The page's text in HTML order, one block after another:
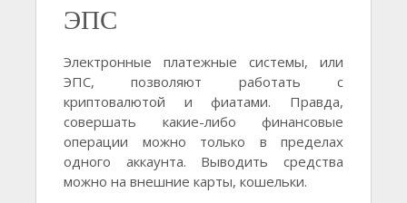
ЭПС
Электронные платежные системы, или
ЭПС, позволяют работать с
криптовалютой и фиатами. Правда,
совершать какие-либо финансовые
операции можно только в пределах
одного аккаунта. Выводить средства
можно на внешние карты, кошельки.